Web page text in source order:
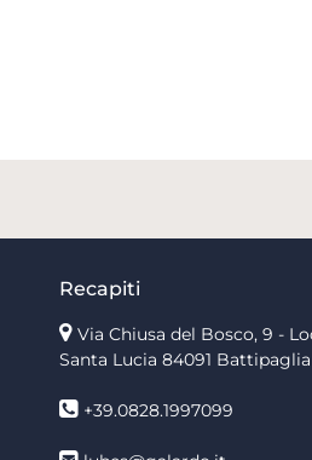
Recapiti
Via Chiusa del Bosco, 9 -
Santa Lucia 84091 Battipaglia
+39.0828.1997099